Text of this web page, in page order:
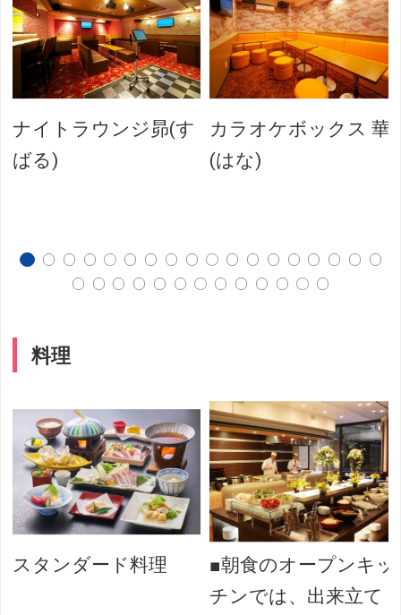
ナイトラウンジ昴(す
ばる)
カラオケボックス 華
(はな)
料理
スタンダード料理
■朝食のオープンキッ
チンでは、出来立て